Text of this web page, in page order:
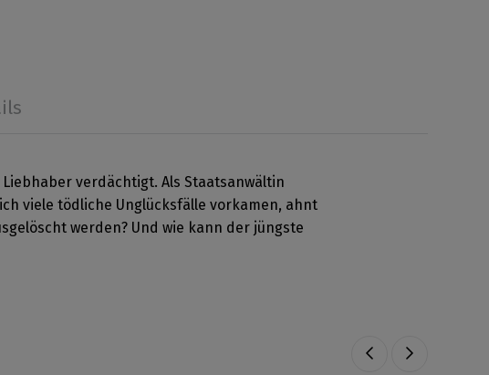
verdächtigt. Als Staatsanwältin
viele tödliche Unglücksfälle vorkamen, ahnt
werden? Und wie kann der jüngste